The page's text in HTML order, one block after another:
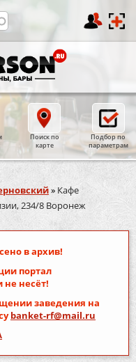
Поиск по
карте
Подбор по
параметрам
» Кафе
234/8 Воронеж
в архив!
портал
не несёт!
заведения на
banket-rf@mail.ru